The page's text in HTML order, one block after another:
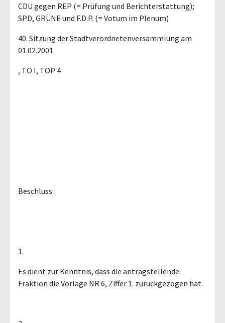
CDU gegen REP (= Prüfung und Berichterstattung);
SPD, GRÜNE und F.D.P. (= Votum im Plenum)
40. Sitzung der Stadtverordnetenversammlung am
01.02.2001
, TO I, TOP 4
Beschluss:
1.
Es dient zur Kenntnis, dass die antragstellende
Fraktion die Vorlage NR 6, Ziffer 1. zurückgezogen hat.